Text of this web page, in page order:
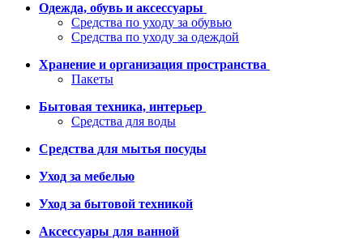
Одежда, обувь и аксессуары
Средства по уходу за обувью
Средства по уходу за одеждой
Хранение и организация пространства
Пакеты
Бытовая техника, интерьер
Средства для воды
Средства для мытья посуды
Уход за мебелью
Уход за бытовой техникой
Аксессуары для ванной